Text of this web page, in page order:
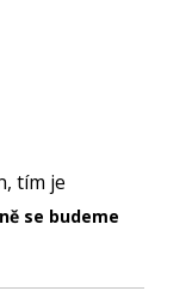
tím je
se budeme